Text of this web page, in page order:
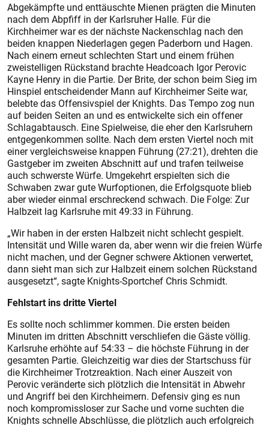
Abgekämpfte und enttäuschte Mienen prägten die Minuten
nach dem Abpfiff in der Karlsruher Halle. Für die
Kirchheimer war es der nächste Nackenschlag nach den
beiden knappen Niederlagen gegen Paderborn und Hagen.
Nach einem erneut schlechten Start und einem frühen
zweistelligen Rückstand brachte Headcoach Igor Perovic
Kayne Henry in die Partie. Der Brite, der schon beim Sieg im
Hinspiel entscheidender Mann auf Kirchheimer Seite war,
belebte das Offensivspiel der Knights. Das Tempo zog nun
auf beiden Seiten an und es entwickelte sich ein offener
Schlagabtausch. Eine Spielweise, die eher den Karlsruhern
entgegenkommen sollte. Nach dem ersten Viertel noch mit
einer vergleichsweise knappen Führung (27:21), drehten die
Gastgeber im zweiten Abschnitt auf und trafen teilweise
auch schwerste Würfe. Umgekehrt erspielten sich die
Schwaben zwar gute Wurfoptionen, die Erfolgsquote blieb
aber wieder einmal erschreckend schwach. Die Folge: Zur
Halbzeit lag Karlsruhe mit 49:33 in Führung.
„Wir haben in der ersten Halbzeit nicht schlecht gespielt.
Intensität und Wille waren da, aber wenn wir die freien Würfe
nicht machen, und der Gegner schwere Aktionen verwertet,
dann sieht man sich zur Halbzeit einem solchen Rückstand
ausgesetzt“, sagte Knights-Sportchef Chris Schmidt.
Fehlstart ins dritte Viertel
Es sollte noch schlimmer kommen. Die ersten beiden
Minuten im dritten Abschnitt verschliefen die Gäste völlig.
Karlsruhe erhöhte auf 54:33 – die höchste Führung in der
gesamten Partie. Gleichzeitig war dies der Startschuss für
die Kirchheimer Trotzreaktion. Nach einer Auszeit von
Perovic veränderte sich plötzlich die Intensität in Abwehr
und Angriff bei den Kirchheimern. Defensiv ging es nun
noch kompromissloser zur Sache und vorne suchten die
Knights schnelle Abschlüsse, die plötzlich auch erfolgreich